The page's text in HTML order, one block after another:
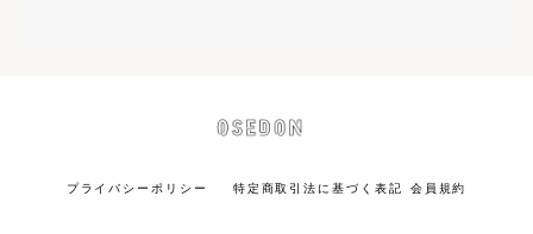
プライバシーポリシー 特定商取引法に基づく表記 会員規約